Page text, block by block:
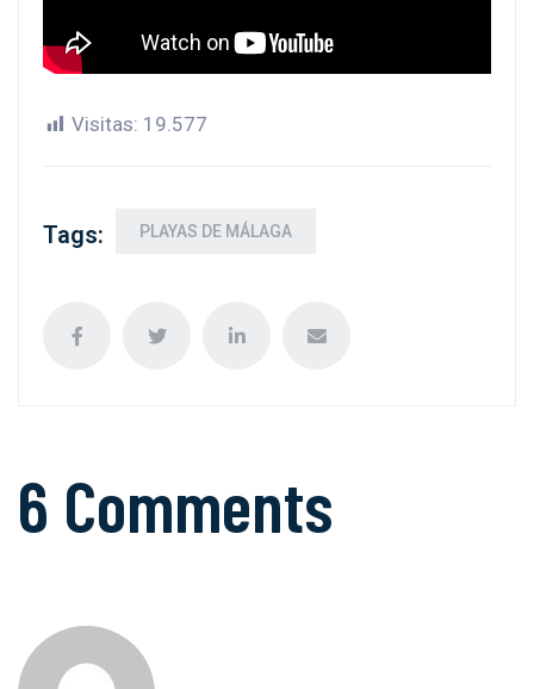
Visitas: 19.577
Tags: PLAYAS DE MÁLAGA
6 Comments